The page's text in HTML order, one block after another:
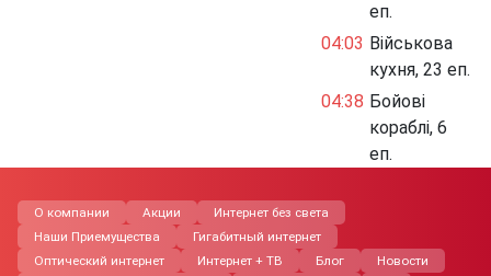
еп.
04:03 Військова
кухня, 23 еп.
04:38 Бойові
кораблі, 6
еп.
О компании Акции
Интернет без света
Наши Приемущества
Гигабитный интернет
Оптический интернет
Интернет + ТВ Блог
Новости